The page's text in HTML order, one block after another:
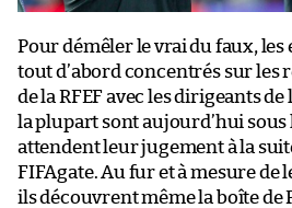
Pour démêler le vrai du faux, les
tout d’abord concentrés sur les
de la RFEF avec les dirigeants de
la plupart sont aujourd’hui sous
attendent leur jugement à la
FIFAgate. Au fur et à mesure de
ils découvrent même la boîte de